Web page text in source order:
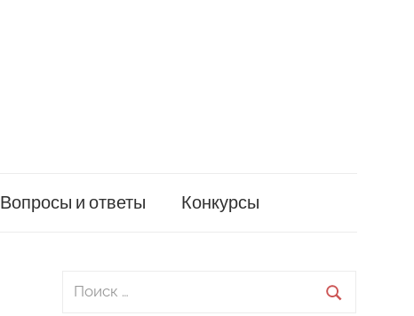
Вопросы и ответы Конкурсы
Поиск